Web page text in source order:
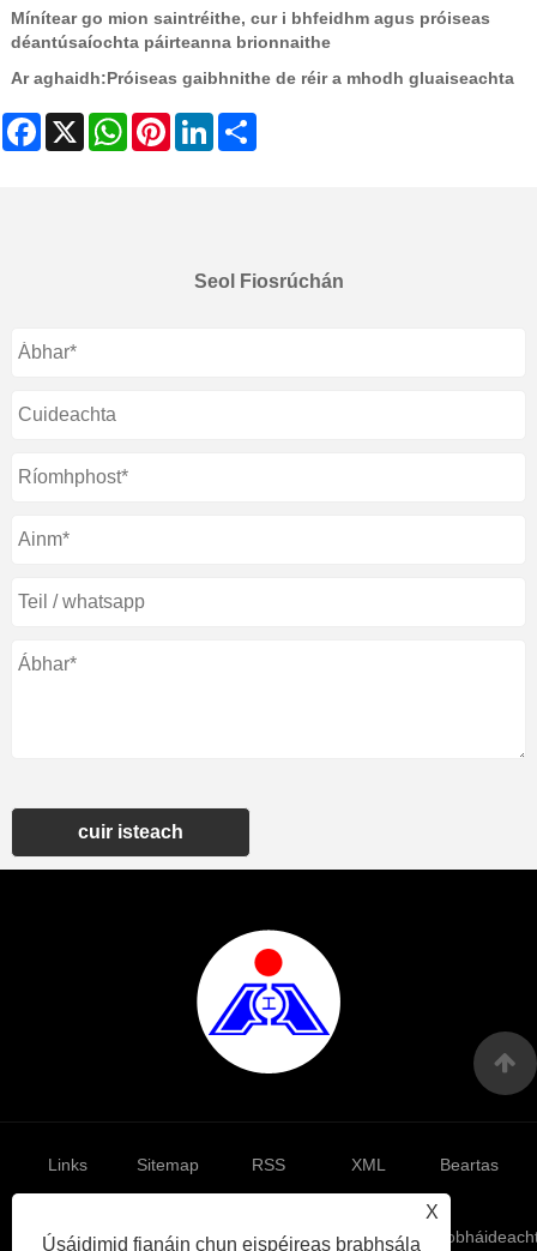
Mínítear go mion saintréithe, cur i bhfeidhm agus próiseas
déantúsaíochta páirteanna brionnaithe
Ar aghaidh:Próiseas gaibhnithe de réir a mhodh gluaiseachta
Facebook
X WhatsAppPinterestLinkedIn
Seol Fiosrúchán
cuir isteach
X
Úsáidimid fianáin chun eispéireas brabhsála
Links Sitemap RSS XML Beartas